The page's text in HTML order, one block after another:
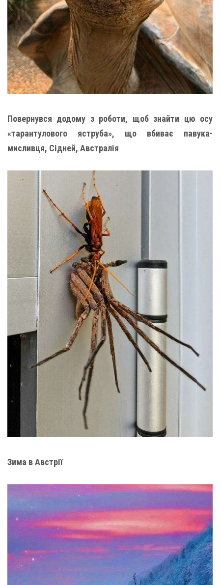
Повернувся додому з роботи, щоб знайти цю осу
«тарантулового яструба», що вбиває павука-
мисливця, Сідней, Австралія
Зима в Австрії